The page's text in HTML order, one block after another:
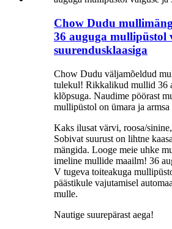
Chow Dudu
36 auguga mullipüstol
suurendusklaasiga
Chow Dudu väljamõeldud
tulekul! Rikkalikud mullid 36
klõpsuga. Naudime pöörast
mullipüstol on ümara ja armsa
Kaks ilusat värvi, roosa/
Sobivat suurust on lihtne
mängida. Looge meie uhke
imeline mullide maailm! 36
V tugeva toiteakuga
päästikule vajutamisel
mulle.
Nautige suurepärast aega!